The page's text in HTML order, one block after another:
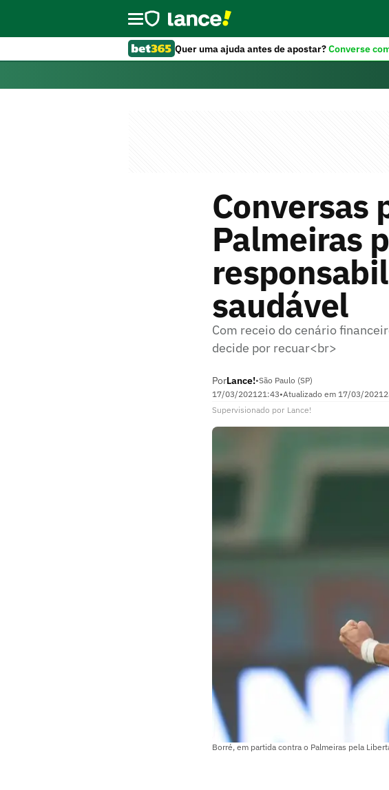
Quer uma ajuda antes de apostar?Converse
Conversas
Palmeiras
saudável
Com receio do cenário
decide por recuar<br>
PorLance!•São Paulo (SP)
17/03/202121:43•Atualizado em 17/03/2021
Supervisionado por Lance!
Borré, em partida contra o Palmeiras pela